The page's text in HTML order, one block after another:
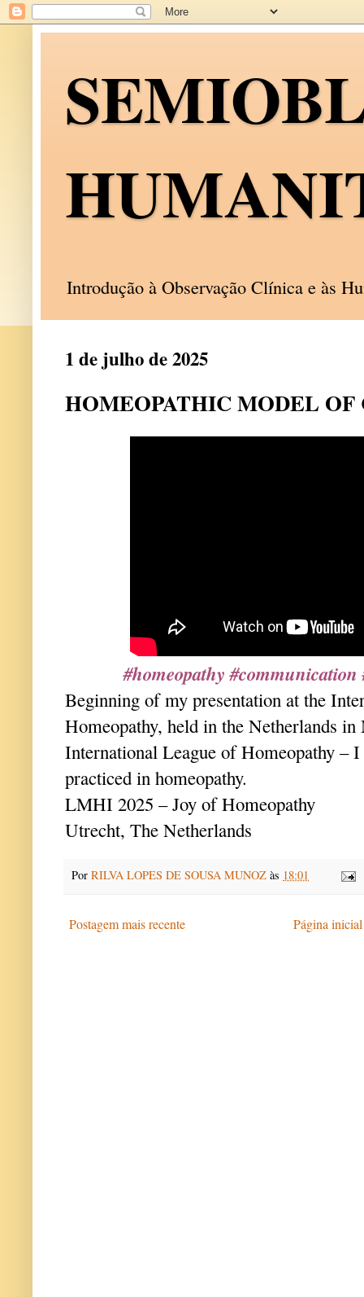
Introdução à Observação Clínica e às
1 de julho de 2025
HOMEOPATHIC MODEL
#homeopathy
Beginning of my presentation at the
Homeopathy, held in the Netherlands
International League of Homeopathy – I
practiced in homeopathy.
LMHI 2025 – Joy of Homeopathy
Utrecht, The Netherlands
Por RILVA LOPES DE SOUSA MUNOZ às 18:01
Postagem mais recente Página inicial